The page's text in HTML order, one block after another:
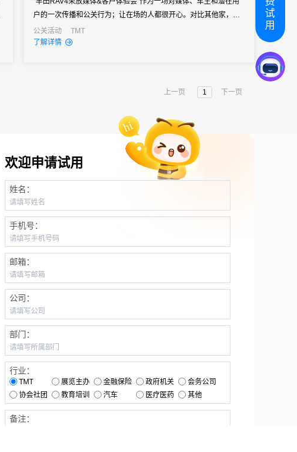
户的一次传播和公关行为；让在场的人都很开心。对比其他家，让
在场客户都无精打采、弄得像讨债会一样的体验会；你是否想知道
丰田都用了哪些让客户超欢乐的"招数"？！那你来对地方了，今天就
公关活动
TMT
了解详情
上一页 1 下一页
欢迎申请试用
姓名：
手机号：
邮箱：
公司：
部门：
行业：
TMT 展览主办 金融保险 政府机关
会务公司
协会社团
教育培训 汽车 医疗医药 其他
备注：
试
用